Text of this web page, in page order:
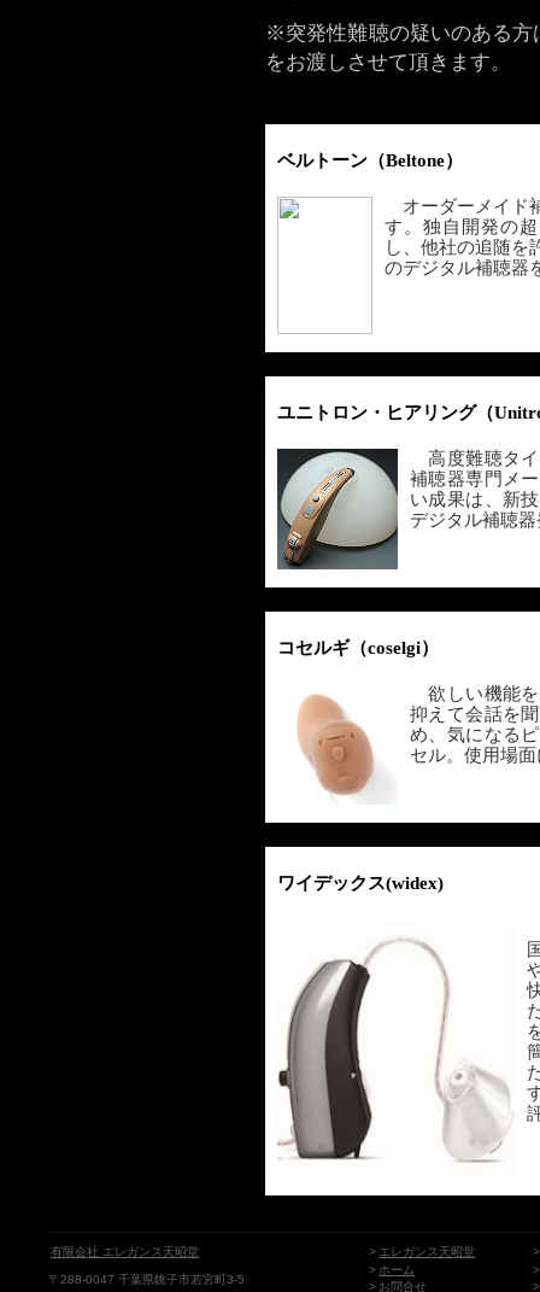
※突発性難聴の疑いのある方
をお渡しさせて頂きます。
ベルトーン（Beltone）
オーダーメイド
す。独自開発の
し、他社の追随を
のデジタル補聴器
ユニトロン・ヒアリング（
高度難聴タイ
補聴器専門メ
い成果は、新
デジタル補聴
コセルギ（coselgi）
欲しい機能を
抑えて会話を
め、気になる
セル。使用場
ワイデックス(widex)
> エレガンス天昭堂
> ホーム
> お問合せ
>
>
>
有限会社 エレガンス天昭堂
〒288-0047 千葉県銚子市若宮町3-5